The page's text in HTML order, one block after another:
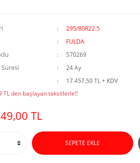
295/80R22.5
FULDA
570269
24 Ay
17.457,50 TL + KDV
TL den başlayan taksitlerle!!
TL
SEPETE EKLE